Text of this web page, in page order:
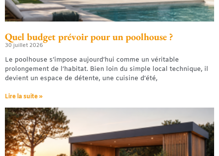
Quel budget prévoir pour un poolhouse ?
30 juillet 2026
Le poolhouse s’impose aujourd’hui comme un véritable
prolongement de l’habitat. Bien loin du simple local technique, il
devient un espace de détente, une cuisine d’été,
Lire la suite »